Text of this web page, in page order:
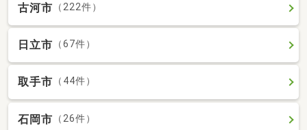
古河市 （222件）
日立市 （67件）
取手市 （44件）
石岡市 （26件）